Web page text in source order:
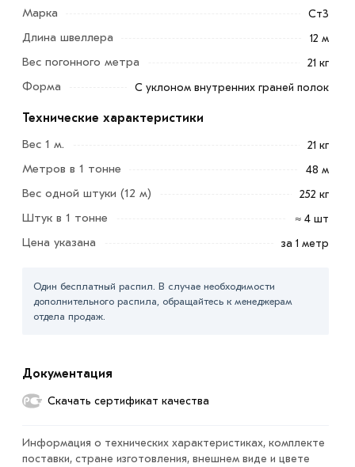
благодаря такой форме данный товар может
выдерживать максимальные нагрузки.
Чаще всего применяется при внутреннем укреплении
конструкций сооружений, востребован в машинном
строении, при возведении мостов и прочих несущих
Преимущества:
лёгкость в монтаже и сварке за счёт точной
геометрии;
конструкций.
Для приобретения данной позиции, кликните мышкой
«Быстрый заказ»
. Также можете купить позвонив по
Марка Ст3
Длина швеллера 12 м
Вес погонного метра 21 кг
Форма С уклоном внутренних граней полок
Технические характеристики
Вес 1 м.
21 кг
Метров в 1 тонне 48 м
Вес одной штуки (12 м) 252 кг
Штук в 1 тонне ≈ 4 шт
Цена указана за 1 метр
Один бесплатный распил. В случае необходимости
дополнительного распила, обращайтесь к менеджерам
отдела продаж.
Документация
Скачать сертификат качества
Информация о технических характеристиках, комплекте
поставки, стране изготовления, внешнем виде и цвете